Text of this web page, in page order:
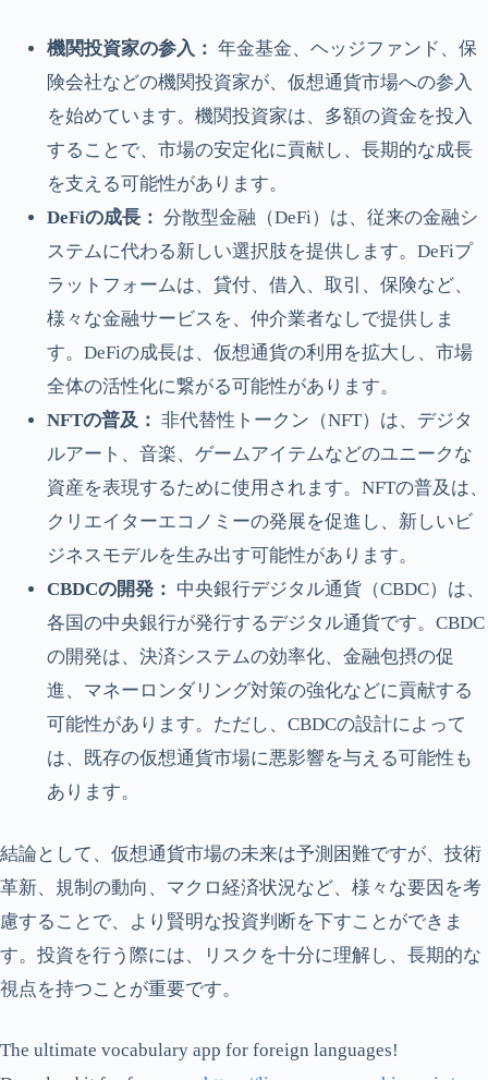
機関投資家の参入： 年金基金、ヘッジファンド、保
険会社などの機関投資家が、仮想通貨市場への参入
を始めています。機関投資家は、多額の資金を投入
することで、市場の安定化に貢献し、長期的な成長
を支える可能性があります。
DeFiの成長： 分散型金融（DeFi）は、従来の金融シ
ステムに代わる新しい選択肢を提供します。DeFiプ
ラットフォームは、貸付、借入、取引、保険など、
様々な金融サービスを、仲介業者なしで提供しま
す。DeFiの成長は、仮想通貨の利用を拡大し、市場
全体の活性化に繋がる可能性があります。
NFTの普及： 非代替性トークン（NFT）は、デジタ
ルアート、音楽、ゲームアイテムなどのユニークな
資産を表現するために使用されます。NFTの普及は、
クリエイターエコノミーの発展を促進し、新しいビ
ジネスモデルを生み出す可能性があります。
CBDCの開発： 中央銀行デジタル通貨（CBDC）は、
各国の中央銀行が発行するデジタル通貨です。CBDC
の開発は、決済システムの効率化、金融包摂の促
進、マネーロンダリング対策の強化などに貢献する
可能性があります。ただし、CBDCの設計によって
は、既存の仮想通貨市場に悪影響を与える可能性も
あります。
結論として、仮想通貨市場の未来は予測困難ですが、技術
革新、規制の動向、マクロ経済状況など、様々な要因を考
慮することで、より賢明な投資判断を下すことができま
す。投資を行う際には、リスクを十分に理解し、長期的な
視点を持つことが重要です。
The ultimate vocabulary app for foreign languages!